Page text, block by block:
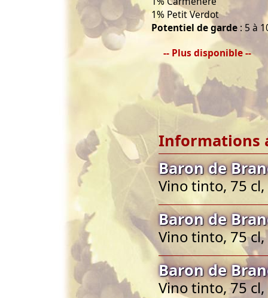
1% Petit Verdot
Potentiel de garde : 5 à
-- Plus disponible --
Informations
Baron de
Vino tinto, 75
Baron de
Vino tinto, 75
Baron de
Vino tinto, 75